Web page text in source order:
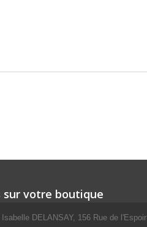
votre boutique
DELANSAY, 156 Rue de l'Espoir